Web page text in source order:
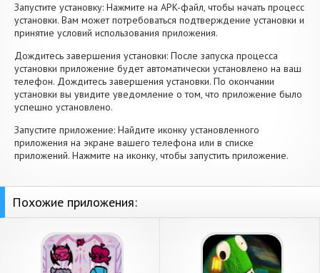
Запустите установку: Нажмите на APK-файл, чтобы начать процесс
установки. Вам может потребоваться подтверждение установки и
принятие условий использования приложения.
Дождитесь завершения установки: После запуска процесса
установки приложение будет автоматически установлено на ваш
телефон. Дождитесь завершения установки. По окончании
установки вы увидите уведомление о том, что приложение было
успешно установлено.
Запустите приложение: Найдите иконку установленного
приложения на экране вашего телефона или в списке
приложений. Нажмите на иконку, чтобы запустить приложение.
Похожие приложения: